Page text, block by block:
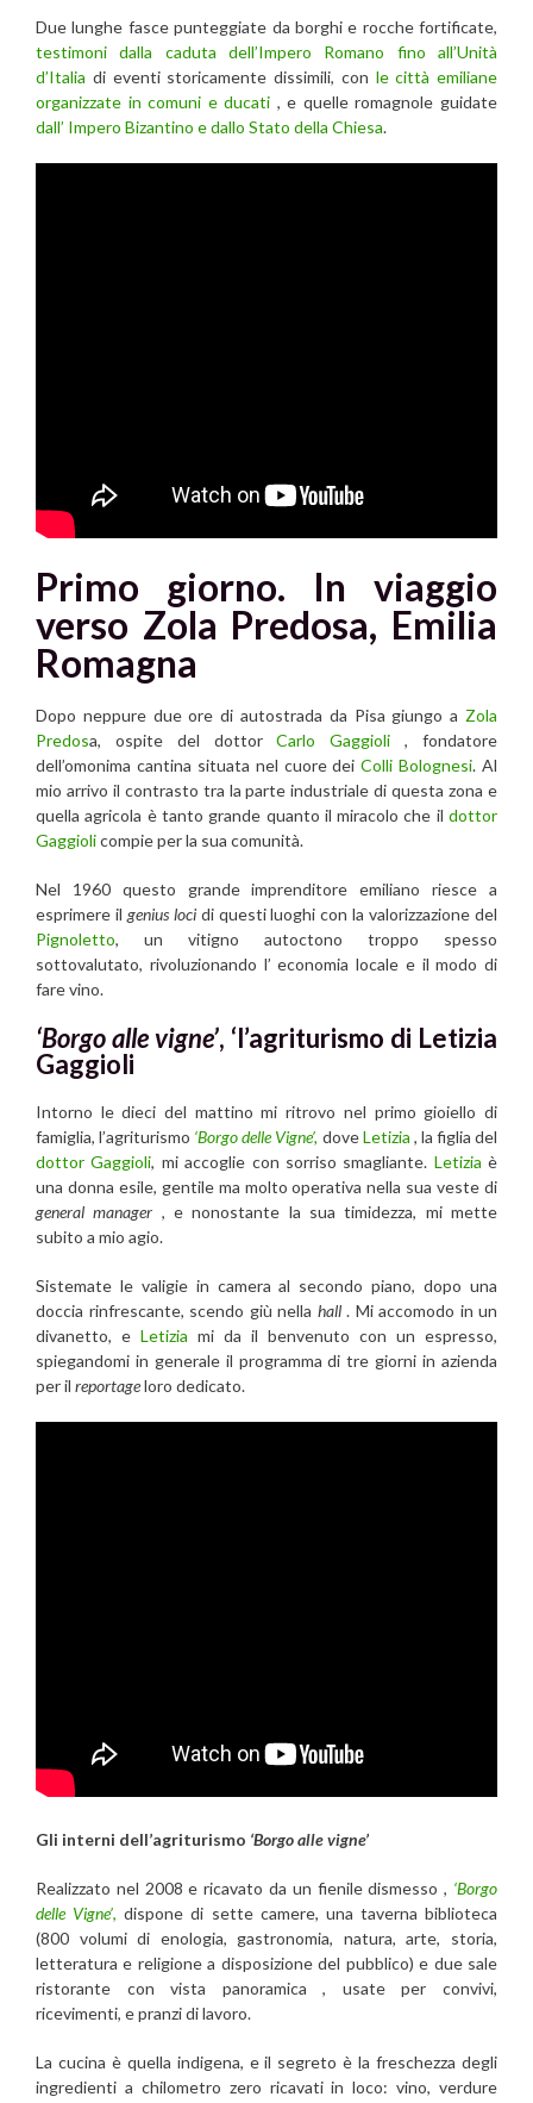
Due lunghe fasce punteggiate da borghi e rocche fortificate,
testimoni dalla caduta dell’Impero Romano fino all’Unità
d’Italia di eventi storicamente dissimili, con le città emiliane
organizzate in comuni e ducati , e quelle romagnole guidate
dall’ Impero Bizantino e dallo Stato della Chiesa.
Primo giorno. In viaggio
verso Zola Predosa, Emilia
Romagna
Dopo neppure due ore di autostrada da Pisa giungo a Zola
Predosa, ospite del dottorCarlo Gaggioli , fondatore
dell’omonima cantina situata nel cuore deiColli Bolognesi. Al
mio arrivo il contrasto tra la parte industriale di questa zona e
quella agricola è tanto grande quanto il miracolo che il dottor
Gaggiolicompie per la sua comunità.
Nel 1960 questo grande imprenditore emiliano riesce a
esprimere ilgenius locidi questi luoghi con la valorizzazione del
Pignoletto, un vitigno autoctono troppo spesso
sottovalutato, rivoluzionando l’ economia locale e il modo di
fare vino.
‘Borgo alle vigne’, ‘l’agriturismo di Letizia
Gaggioli
Intorno le dieci del mattino mi ritrovo nel primo gioiello di
famiglia, l’agriturismo ‘Borgo delle Vigne’, doveLetizia , la figlia del
dottor Gaggioli, mi accoglie con sorriso smagliante. Letizia è
una donna esile, gentile ma molto operativa nella sua veste di
general manager , e nonostante la sua timidezza, mi mette
subito a mio agio.
Sistemate le valigie in camera al secondo piano, dopo una
doccia rinfrescante, scendo giù nella hall. Mi accomodo in un
divanetto, e Letizia mi da il benvenuto con un espresso,
spiegandomi in generale il programma di tre giorni in azienda
per il reportageloro dedicato.
Gli interni dell’agriturismo ‘Borgo alle vigne’
Realizzato nel 2008 e ricavato da un fienile dismesso , ‘Borgo
delle Vigne’, dispone di sette camere, una taverna biblioteca
(800 volumi di enologia, gastronomia, natura, arte, storia,
letteratura e religione a disposizione del pubblico) e due sale
ristorante con vista panoramica , usate per convivi,
ricevimenti, e pranzi di lavoro.
La cucina è quella indigena, e il segreto è la freschezza degli
ingredienti a chilometro zero ricavati in loco: vino, verdure